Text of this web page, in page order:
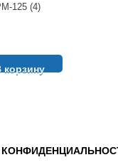
125 (4)
корзину